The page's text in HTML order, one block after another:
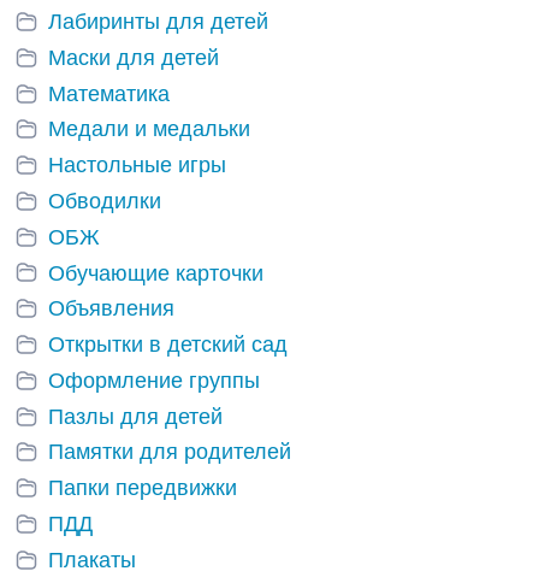
Лабиринты для детей
Маски для детей
Математика
Медали и медальки
Настольные игры
Обводилки
ОБЖ
Обучающие карточки
Объявления
Открытки в детский сад
Оформление группы
Пазлы для детей
Памятки для родителей
Папки передвижки
ПДД
Плакаты